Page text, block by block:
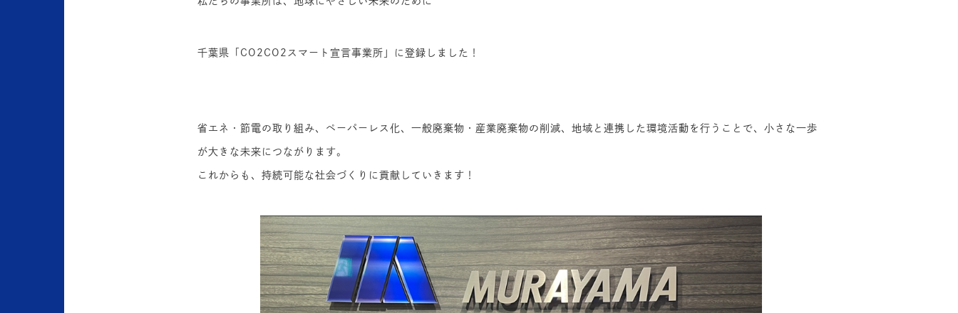
千葉県「CO2CO2スマート宣言事業所」に登録しました！
省エネ・節電の取り組み、ペーパーレス化、一般廃棄物・産業廃棄物の削減、地域と連携した環境活動を行うことで、小さな一歩
が大きな未来につながります。
これからも、持続可能な社会づくりに貢献していきます！